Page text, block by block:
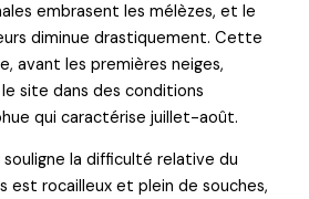
embrasent les mélèzes, et le
diminue drastiquement. Cette
avant les premières neiges,
site dans des conditions
qui caractérise juillet-août.
la difficulté relative du
est rocailleux et plein de souches,